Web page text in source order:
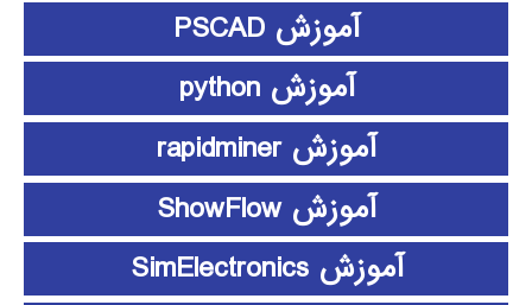
آموزش PSCAD
آموزش python
آموزش rapidminer
آموزش ShowFlow
آموزش SimElectronics